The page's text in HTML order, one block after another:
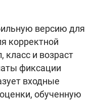
версию для
корректной
класс и возраст
фиксации
входные
обученную